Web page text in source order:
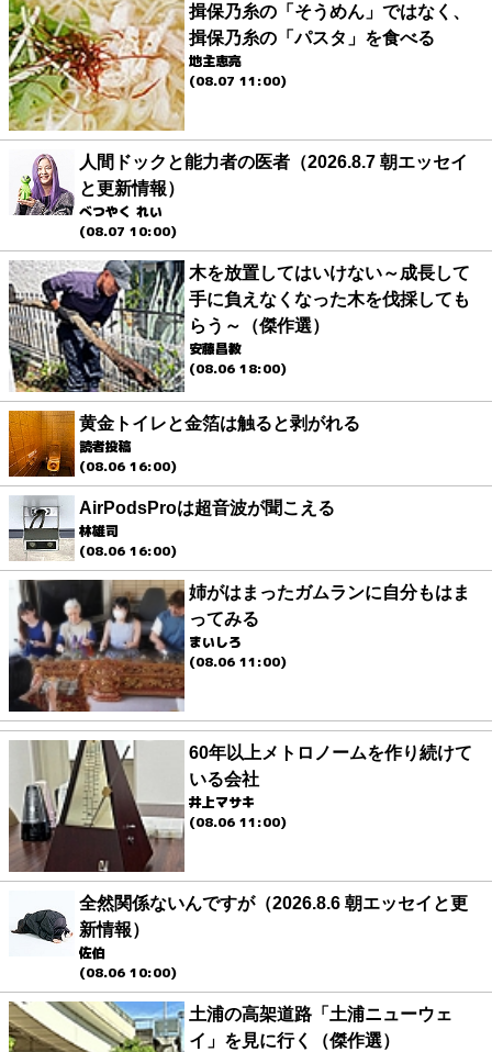
揖保乃糸の「そうめん」ではなく、
揖保乃糸の「パスタ」を食べる
地主恵亮
(08.07 11:00)
人間ドックと能力者の医者（2026.8.7 朝エッセイ
と更新情報）
べつやく れい
(08.07 10:00)
木を放置してはいけない～成長して
手に負えなくなった木を伐採しても
らう～（傑作選）
安藤昌教
(08.06 18:00)
黄金トイレと金箔は触ると剥がれる
読者投稿
(08.06 16:00)
AirPodsProは超音波が聞こえる
林雄司
(08.06 16:00)
姉がはまったガムランに自分もはま
ってみる
まいしろ
(08.06 11:00)
60年以上メトロノームを作り続けて
いる会社
井上マサキ
(08.06 11:00)
全然関係ないんですが（2026.8.6 朝エッセイと更
新情報）
佐伯
(08.06 10:00)
土浦の高架道路「土浦ニューウェ
イ」を見に行く（傑作選）